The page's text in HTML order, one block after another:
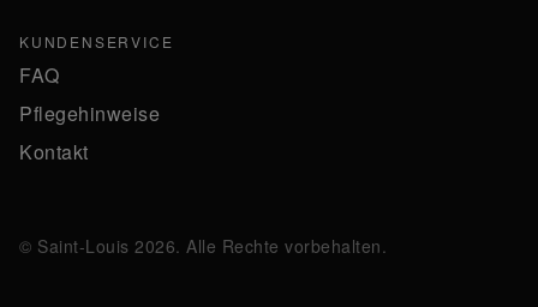
KUNDENSERVICE
FAQ
Pflegehinweise
Kontakt
© Saint-Louis 2026. Alle Rechte vorbehalten.